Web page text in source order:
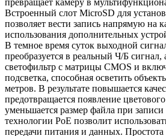
Встроенный слот MicroSD для
позволяет вести запись напрямую на
использования дополнительных
В темное время суток выходной
преобразуется в реальный Ч/Б
светофильтр с матрицы CMOS и
подсветка, способная осветить
метров. В результате повышается
предотвращается появление
уменьшается размер файла при
технологии РоЕ позволит
передачи питания и данных.